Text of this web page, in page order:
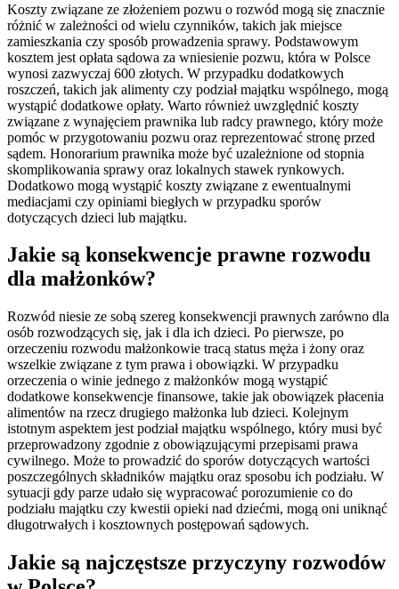
Koszty związane ze złożeniem pozwu o rozwód mogą się znacznie
różnić w zależności od wielu czynników, takich jak miejsce
zamieszkania czy sposób prowadzenia sprawy. Podstawowym
kosztem jest opłata sądowa za wniesienie pozwu, która w Polsce
wynosi zazwyczaj 600 złotych. W przypadku dodatkowych
roszczeń, takich jak alimenty czy podział majątku wspólnego, mogą
wystąpić dodatkowe opłaty. Warto również uwzględnić koszty
związane z wynajęciem prawnika lub radcy prawnego, który może
pomóc w przygotowaniu pozwu oraz reprezentować stronę przed
sądem. Honorarium prawnika może być uzależnione od stopnia
skomplikowania sprawy oraz lokalnych stawek rynkowych.
Dodatkowo mogą wystąpić koszty związane z ewentualnymi
mediacjami czy opiniami biegłych w przypadku sporów
dotyczących dzieci lub majątku.
Jakie są konsekwencje prawne rozwodu
dla małżonków?
Rozwód niesie ze sobą szereg konsekwencji prawnych zarówno dla
osób rozwodzących się, jak i dla ich dzieci. Po pierwsze, po
orzeczeniu rozwodu małżonkowie tracą status męża i żony oraz
wszelkie związane z tym prawa i obowiązki. W przypadku
orzeczenia o winie jednego z małżonków mogą wystąpić
dodatkowe konsekwencje finansowe, takie jak obowiązek płacenia
alimentów na rzecz drugiego małżonka lub dzieci. Kolejnym
istotnym aspektem jest podział majątku wspólnego, który musi być
przeprowadzony zgodnie z obowiązującymi przepisami prawa
cywilnego. Może to prowadzić do sporów dotyczących wartości
poszczególnych składników majątku oraz sposobu ich podziału. W
sytuacji gdy parze udało się wypracować porozumienie co do
podziału majątku czy kwestii opieki nad dziećmi, mogą oni uniknąć
długotrwałych i kosztownych postępowań sądowych.
Jakie są najczęstsze przyczyny rozwodów